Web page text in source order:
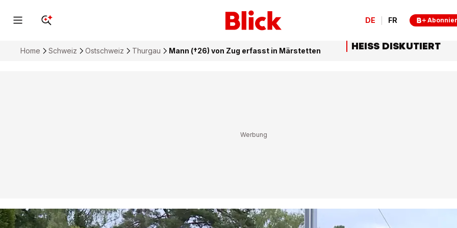
DE FR
Home Schweiz Ostschweiz Thurgau Mann (†26) von Zug erfasst in Märstetten HEISS DISKUTIERT